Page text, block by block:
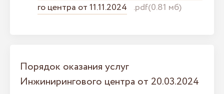
го центра от 11.11.2024 .pdf(0.81 мб)
Порядок оказания услуг
Инжинирингового центра от 20.03.2024